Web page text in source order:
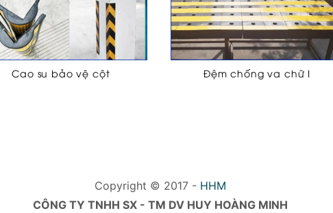
Cao su bảo vệ cột Đệm chống va chữ I
Copyright © 2017 - HHM
CÔNG TY TNHH SX - TM DV HUY HOÀNG MINH